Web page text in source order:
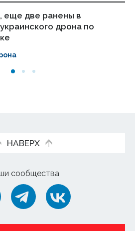
еще две ранены в
дрона по
НАВЕРХ
сообщества